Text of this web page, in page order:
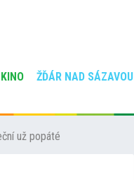
KINO ŽĎÁR NAD SÁZAVOU
už popáté